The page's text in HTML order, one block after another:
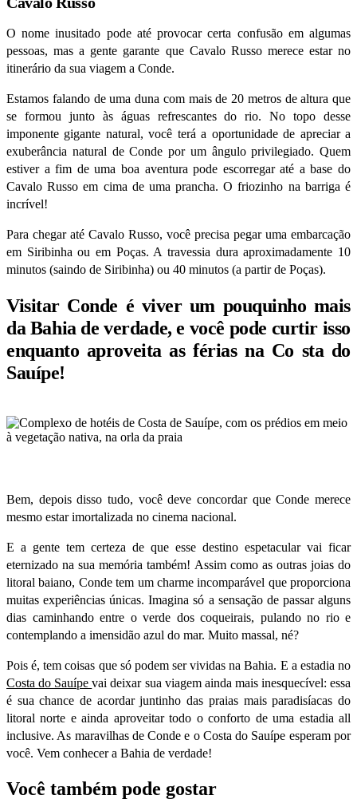
O nome inusitado pode até provocar certa confusão em algumas
pessoas, mas a gente garante que Cavalo Russo merece estar no
itinerário da sua viagem a Conde.
Estamos falando de uma duna com mais de 20 metros de altura que
se formou junto às águas refrescantes do rio. No topo desse
imponente gigante natural, você terá a oportunidade de apreciar a
exuberância natural de Conde por um ângulo privilegiado. Quem
estiver a fim de uma boa aventura pode escorregar até a base do
Cavalo Russo em cima de uma prancha. O friozinho na barriga é
incrível!
Para chegar até Cavalo Russo, você precisa pegar uma embarcação
em Siribinha ou em Poças. A travessia dura aproximadamente 10
minutos (saindo de Siribinha) ou 40 minutos (a partir de Poças).
Visitar Conde é viver um pouquinho mais
da Bahia de verdade, e você pode curtir isso
enquanto aproveita as férias na Co sta do
Sauípe!
Bem, depois disso tudo, você deve concordar que Conde merece
mesmo estar imortalizada no cinema nacional.
E a gente tem certeza de que esse destino espetacular vai ficar
eternizado na sua memória também! Assim como as outras joias do
litoral baiano, Conde tem um charme incomparável que proporciona
muitas experiências únicas. Imagina só a sensação de passar alguns
dias caminhando entre o verde dos coqueirais, pulando no rio e
contemplando a imensidão azul do mar. Muito massal, né?
Pois é, tem coisas que só podem ser vividas na Bahia. E a estadia no
Costado Sauípevai deixar sua viagem ainda mais inesquecível: essa
é sua chance de acordar juntinho das praias mais paradisíacas do
litoral norte e ainda aproveitar todo o conforto de uma estadia all
inclusive. As maravilhas de Conde e o Costa do Sauípe esperam por
você. Vem conhecer a Bahia de verdade!
Você também pode gostar